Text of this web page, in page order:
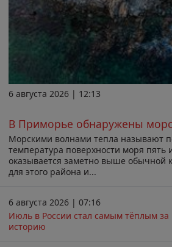
6 августа 2026 | 12:13
В Приморье обнаружены
Морскими волнами тепла называют
температура поверхности моря пять
оказывается заметно выше обычной
для этого района и...
6 августа 2026 | 07:16
Июль в России стал самым тёплым за
историю